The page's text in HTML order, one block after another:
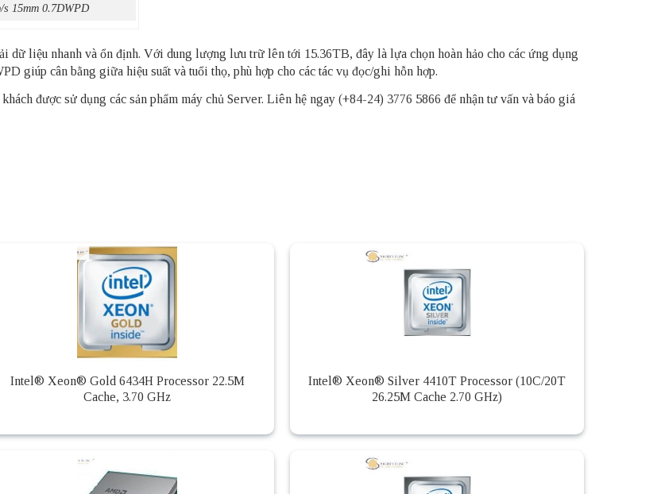
s 15mm 0.7DWPD
dữ liệu nhanh và ổn định. Với dung lượng lưu trữ lên tới 15.36TB, đây là lựa chọn hoàn hảo cho các ứng dụng
giúp cân bằng giữa hiệu suất và tuổi thọ, phù hợp cho các tác vụ đọc/ghi hỗn hợp.
được sử dụng các sản phẩm máy chủ Server. Liên hệ ngay (+84-24) 3776 5866 để nhận tư vấn và báo giá
Intel® Xeon® Gold 6434H Processor 22.5M
Cache, 3.70 GHz
Intel® Xeon® Silver 4410T Processor (10C/20T
26.25M Cache 2.70 GHz)